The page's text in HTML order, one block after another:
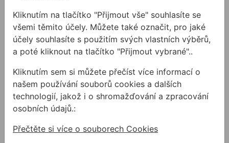
Kontakty
Akce a výprodej
PODPORA
Služby
Ke stažení
Rady a tipy
KONTAKTY
Společnost
Kliknutím na tlačítko "Přijmout vše" souhlasíte se
všemi těmito účely. Můžete také označit, pro jaké
účely souhlasíte s použitím svých vlastních výběrů,
a poté kliknout na tlačítko "Přijmout vybrané"..
Kliknutím sem si můžete přečíst více informací o
našem používání souborů cookies a dalších
technologií, jakož i o shromažďování a zpracování
osobních údajů.:
Přečtěte si více o souborech Cookies